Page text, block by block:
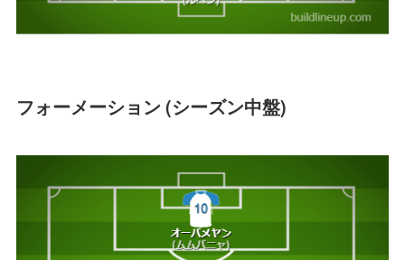
フォーメーション (シーズン中盤)